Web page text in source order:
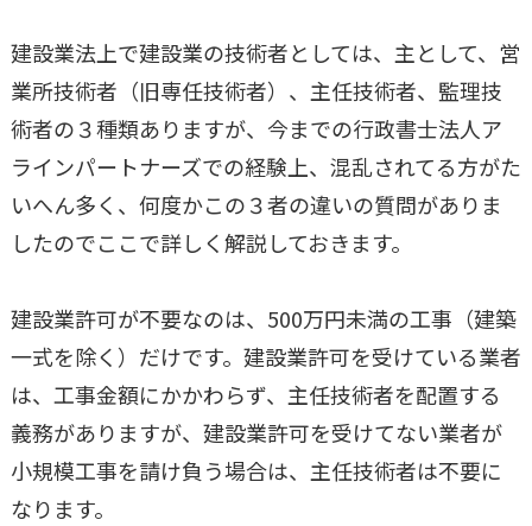
建設業法上で建設業の技術者としては、主として、営
業所技術者（旧専任技術者）、主任技術者、監理技
術者の３種類ありますが、今までの行政書士法人ア
ラインパートナーズでの経験上、混乱されてる方がた
いへん多く、何度かこの３者の違いの質問がありま
したのでここで詳しく解説しておきます。
建設業許可が不要なのは、500万円未満の工事（建築
一式を除く）だけです。建設業許可を受けている業者
は、工事金額にかかわらず、主任技術者を配置する
義務がありますが、建設業許可を受けてない業者が
小規模工事を請け負う場合は、主任技術者は不要に
なります。